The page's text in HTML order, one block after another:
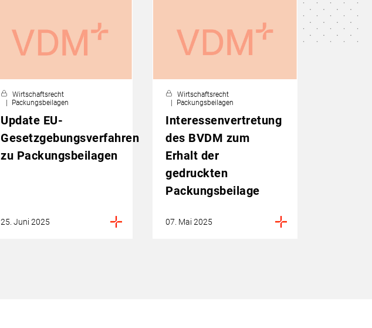
Wirtschaftsrecht
Packungsbeilagen
Update EU-
Gesetzgebungsverfahren
zu Packungsbeilagen
25. Juni 2025
Wirtschaftsrecht
Packungsbeilagen
Interessenvertretung
des BVDM zum
Erhalt der
gedruckten
Packungsbeilage
07. Mai 2025